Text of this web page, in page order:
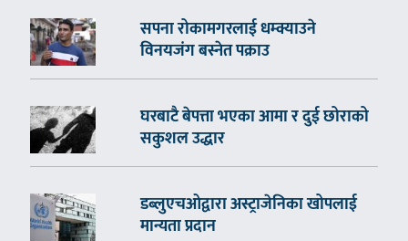
सपना रोकामगरलाई धम्क्याउने
विनयजंग बस्नेत पक्राउ
घरबाटै बेपत्ता भएका आमा र दुई छोराको
सकुशल उद्धार
डब्लुएचओद्वारा अस्ट्राजेनिका खोपलाई
मान्यता प्रदान